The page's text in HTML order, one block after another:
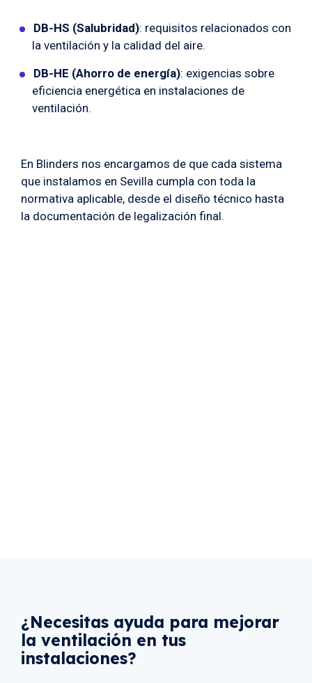
DB-HS (Salubridad): requisitos relacionados con
la ventilación y la calidad del aire.
DB-HE (Ahorro de energía): exigencias sobre
eficiencia energética en instalaciones de
ventilación.
En Blinders nos encargamos de que cada sistema
que instalamos en Sevilla cumpla con toda la
normativa aplicable, desde el diseño técnico hasta
la documentación de legalización final.
¿Necesitas ayuda para mejorar
la ventilación en tus
instalaciones?